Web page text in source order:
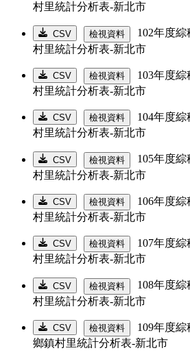
村里統計分析表-新北市
CSV 檢視資料
102年度
村里統計分析表-新北市
CSV 檢視資料
103年度
村里統計分析表-新北市
CSV 檢視資料
104年度
村里統計分析表-新北市
CSV 檢視資料
105年度
村里統計分析表-新北市
CSV 檢視資料
106年度
村里統計分析表-新北市
CSV 檢視資料
107年度
村里統計分析表-新北市
CSV 檢視資料
108年度
村里統計分析表-新北市
CSV 檢視資料
109年度
鄉鎮村里統計分析表-新北市